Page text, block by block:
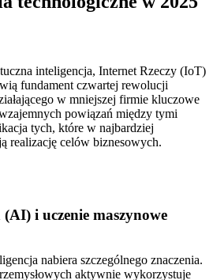
inteligencja, Internet Rzeczy (IoT)
fundament czwartej rewolucji
w mniejszej firmie kluczowe
powiązań między tymi
tych, które w najbardziej
realizację celów biznesowych.
i uczenie maszynowe
nabiera szczególnego znaczenia.
aktywnie wykorzystuje